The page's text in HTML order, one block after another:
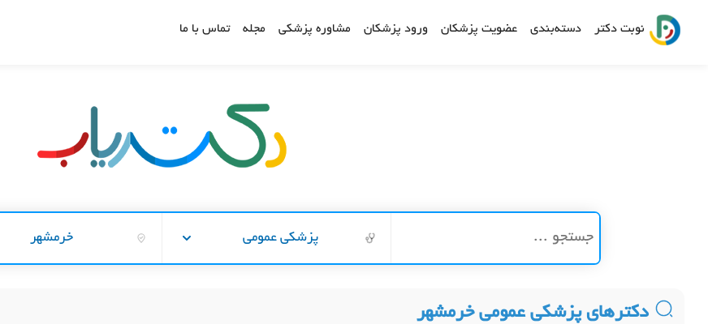
نوبت دکتر دسته‌بندی عضویت پزشکان ورود پزشکان مشاوره پزشکی مجله تماس با ما
پزشکی عمومی خرمشهر
دکترهای پزشکی عمومی خرمشهر